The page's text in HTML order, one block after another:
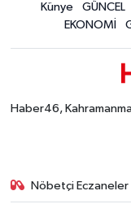
Künye GÜNCEL
EKONOMİ
Haber46,
Nöbetçi Eczaneler